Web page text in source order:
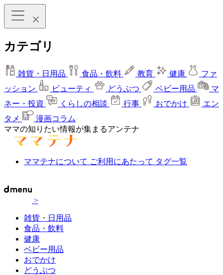
カテゴリ
雑貨・日用品 食品・飲料 教育 健康
ファ
ッション
ビューティ どうぶつ ベビー用品
マ
ネー・投資
くらしの相談 行事 おでかけ
エン
タメ
漫画コラム
ママの知りたい情報が集まるアンテナ
ママテナについて ご利用にあたって タグ一覧
>
雑貨・日用品
食品・飲料
健康
ベビー用品
おでかけ
どうぶつ